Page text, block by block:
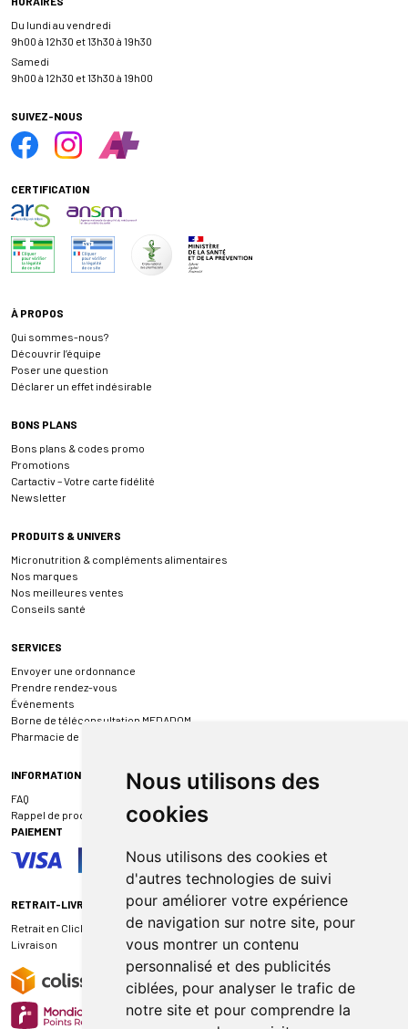
Nous utilisons des
cookies
Nous utilisons des cookies et
d'autres technologies de suivi
pour améliorer votre expérience
de navigation sur notre site, pour
vous montrer un contenu
personnalisé et des publicités
ciblées, pour analyser le trafic de
notre site et pour comprendre la
Du lundi au vendredi
9h00 à 12h30 et 13h30 à 19h30
Samedi
9h00 à 12h30 et 13h30 à 19h00
SUIVEZ-NOUS
CERTIFICATION
À PROPOS
Qui sommes-nous?
Découvrir l’équipe
Poser une question
Déclarer un effet indésirable
BONS PLANS
Bons plans & codes promo
Promotions
Cartactiv – Votre carte fidélité
Newsletter
PRODUITS & UNIVERS
Micronutrition & compléments alimentaires
Nos marques
Nos meilleures ventes
Conseils santé
SERVICES
Envoyer une ordonnance
Prendre rendez-vous
Événements
Borne de téléconsultation MEDADOM
Pharmacie de garde
INFORMATIONS
FAQ
Rappel de produit
PAIEMENT
RETRAIT-LIVRAISON
Retrait en Click & Collect
Livraison